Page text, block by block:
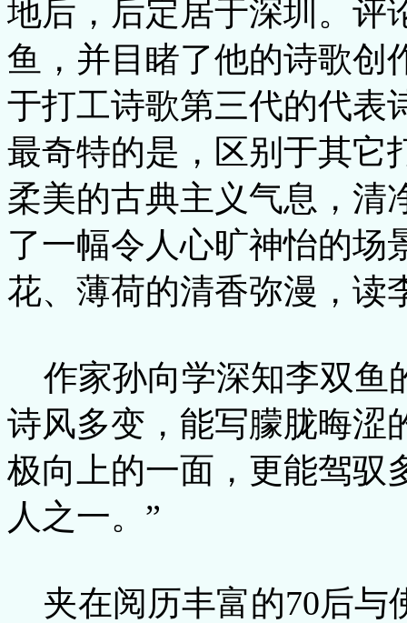
地后，后定居于深圳。评
鱼，并目睹了他的诗歌创
于打工诗歌第三代的代表
最奇特的是，区别于其它
柔美的古典主义气息，清
了一幅令人心旷神怡的场
花、薄荷的清香弥漫，读
作家孙向学深知李双鱼
诗风多变，能写朦胧晦涩
极向上的一面，更能驾驭
人之一。”
夹在阅历丰富的70后与